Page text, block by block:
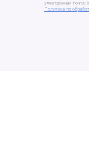
электронная почта:
Политика по